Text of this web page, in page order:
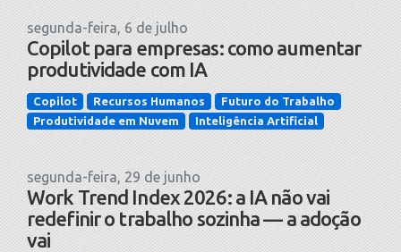
segunda-feira, 6 de julho
Copilot para empresas: como aumentar
produtividade com IA
Copilot Recursos Humanos
Futuro do Trabalho
Produtividade em Nuvem
Inteligência Artificial
segunda-feira, 29 de junho
Work Trend Index 2026: a IA não vai
redefinir o trabalho sozinha — a adoção
vai